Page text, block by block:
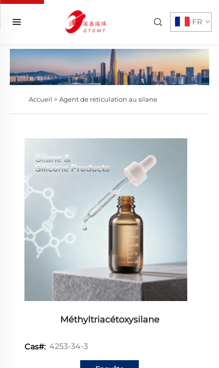
FR
Accueil > Agent de réticulation au silane
Méthyltriacétoxysilane
Cas#: 4253-34-3